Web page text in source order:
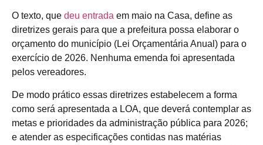
O texto, que deu entrada em maio na Casa, define as
diretrizes gerais para que a prefeitura possa elaborar o
orçamento do município (Lei Orçamentária Anual) para o
exercício de 2026. Nenhuma emenda foi apresentada
pelos vereadores.
De modo prático essas diretrizes estabelecem a forma
como será apresentada a LOA, que deverá contemplar as
metas e prioridades da administração pública para 2026;
e atender as especificações contidas nas matérias